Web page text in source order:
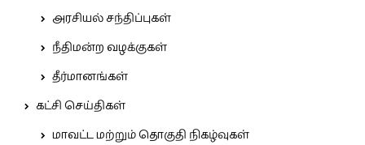
அரசியல் சந்திப்புகள்
நீதிமன்ற வழக்குகள்
தீர்மானங்கள்
கட்சி செய்திகள்
மாவட்ட மற்றும் தொகுதி நிகழ்வுகள்